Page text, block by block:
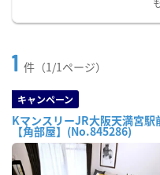
1 件（1/1ページ）
キャンペーン
KマンスリーJR大阪天満宮
【角部屋】(No.845286)